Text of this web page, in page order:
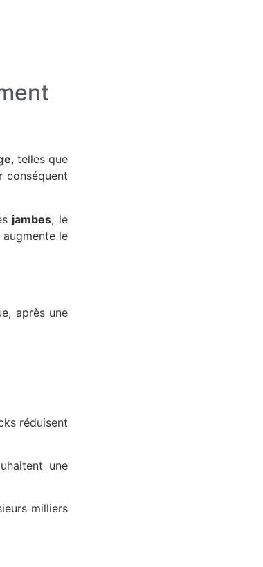
, telles que
conséquent
jambes, le
le
après une
réduisent
une
milliers